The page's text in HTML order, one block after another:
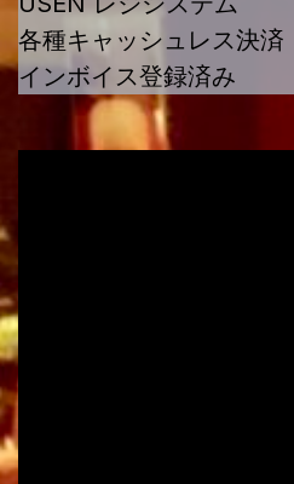
各種キャッシュレス決済
インボイス登録済み